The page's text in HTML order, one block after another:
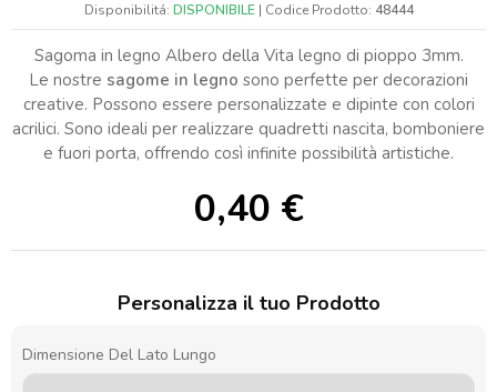
Disponibilitá: DISPONIBILE| Codice Prodotto: 48444
Sagoma in legno Albero della Vita legno di pioppo 3mm.
Le nostre sagome in legno sono perfette per decorazioni
creative. Possono essere personalizzate e dipinte con colori
acrilici. Sono ideali per realizzare quadretti nascita, bomboniere
e fuori porta, offrendo così infinite possibilità artistiche.
0,40 €
Personalizza il tuo Prodotto
Dimensione Del Lato Lungo